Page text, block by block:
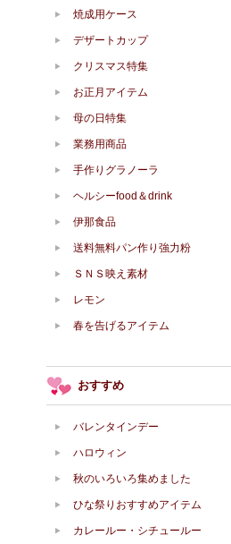
焼成用ケース
デザートカップ
クリスマス特集
お正月アイテム
母の日特集
業務用商品
手作りグラノーラ
ヘルシーfood＆drink
伊那食品
送料無料パン作り強力粉
ＳＮＳ映え素材
レモン
春を告げるアイテム
おすすめ
バレンタインデー
ハロウィン
秋のいろいろ集めました
ひな祭りおすすめアイテム
カレールー・シチュールー